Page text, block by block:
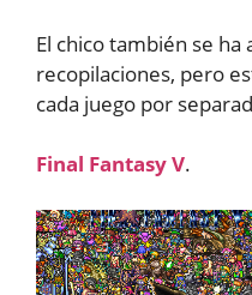
El chico también se
recopilaciones, pero
cada juego por
Final Fantasy V.